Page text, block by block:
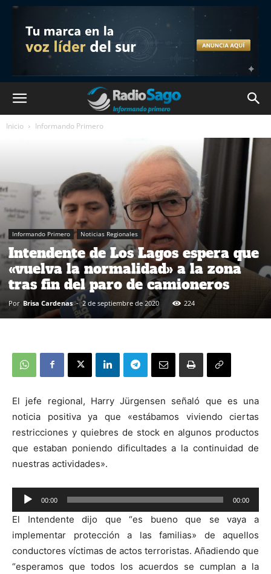
Inicio Informando Primero
Informando Primero Noticias Regionales
Intendente de Los Lagos espera que
«vuelva la normalidad» a la zona
tras fin del paro de camioneros
Por Brisa Cardenas - 2 de septiembre de 2020 224
El jefe regional, Harry Jürgensen señaló que es una
noticia positiva ya que «estábamos viviendo ciertas
restricciones y quiebres de stock en algunos productos
que estaban poniendo dificultades a la continuidad de
nuestras actividades».
Reproductor
de
audio
00:00 00:00
El Intendente dijo que “es bueno que se vaya a
implementar protección a las familias» de aquellos
conductores víctimas de actos terroristas. Añadiendo que
“esperamos que todos los acuerdos se cumplan a la